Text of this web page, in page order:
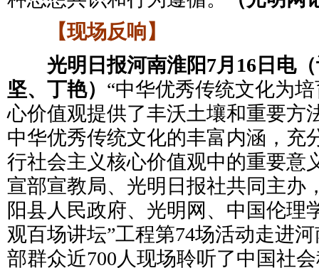
【现场反响】
光明日报河南淮阳7月16日电（
坚、丁艳） “中华优秀传统文化为
心价值观提供了丰沃土壤和重要方
中华优秀传统文化的丰富内涵，充
行社会主义核心价值观中的重要意
宣部宣教局、光明日报社共同主办
阳县人民政府、光明网、中国伦理
观百场讲坛”工程第74场活动走进
部群众近700人现场聆听了中国社